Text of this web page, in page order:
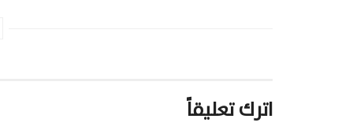
اترك تعليقاً